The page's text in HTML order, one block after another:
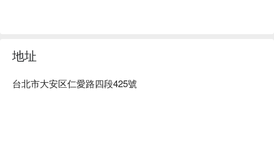
地址
台北市大安区仁愛路四段425號